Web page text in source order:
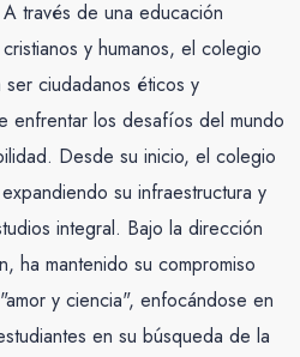
través de una educación
y humanos, el colegio
ciudadanos éticos y
enfrentar los desafíos del mundo
Desde su inicio, el colegio
su infraestructura y
integral. Bajo la dirección
ha mantenido su compromiso
y ciencia", enfocándose en
en su búsqueda de la